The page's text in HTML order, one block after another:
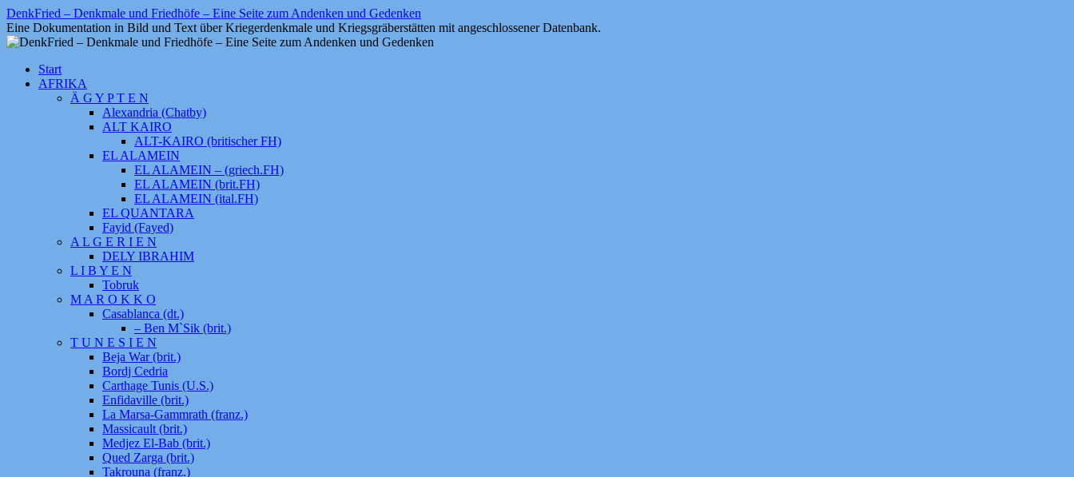
Zum
Inhalt
springen
DenkFried – Denkmale und Friedhöfe – Eine Seite zum Andenken und Gedenken
Eine Dokumentation in Bild und Text über Kriegerdenkmale und Kriegsgräberstätten mit angeschlossener Datenbank.
Start
AFRIKA
Ä G Y P T E N
Alexandria (Chatby)
ALT KAIRO
ALT-KAIRO (britischer FH)
EL ALAMEIN
EL ALAMEIN – (griech.FH)
EL ALAMEIN (brit.FH)
EL ALAMEIN (ital.FH)
EL QUANTARA
Fayid (Fayed)
A L G E R I E N
DELY IBRAHIM
L I B Y E N
Tobruk
M A R O K K O
Casablanca (dt.)
– Ben M`Sik (brit.)
T U N E S I E N
Beja War (brit.)
Bordj Cedria
Carthage Tunis (U.S.)
Enfidaville (brit.)
La Marsa-Gammrath (franz.)
Massicault (brit.)
Medjez El-Bab (brit.)
Qued Zarga (brit.)
Takrouna (franz.)